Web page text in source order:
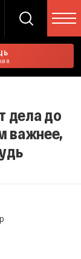
дела до
важнее,